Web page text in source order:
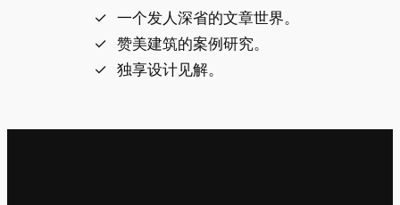
一个发人深省的文章世界。
赞美建筑的案例研究。
独享设计见解。